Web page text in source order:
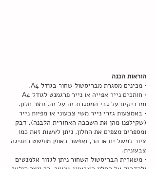
הוראות הכנה
• מכינים מסגרת מבריסטול שחור בגודל A4.
• חותכים נייר אפייה או נייר פרגמנט לגודל A4
ומדביקים על גבי המסגרת זה על זה. נוצר חלון.
• באמצעות גזרי נייר משי צבעוני או מפיות נייר
(שקילפנו מהן את השכבה האחורית הלבנה), דבק
ומספרים מצפים את החלון. ניתן לעשות זאת כמו
ציור למשל ים או הר, ואפשר באופן מופשט כחגיגה
צבעונית.
• משארית הבריסטול השחור ניתן לגזור אלמנטים